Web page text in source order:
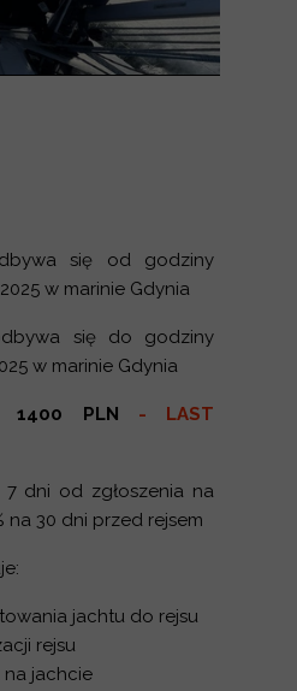
się od godziny
w marinie Gdynia
się do godziny
w marinie Gdynia
1400 PLN - LAST
7 dni od zgłoszenia na
na 30 dni przed rejsem
jachtu do rejsu
rejsu
jachcie